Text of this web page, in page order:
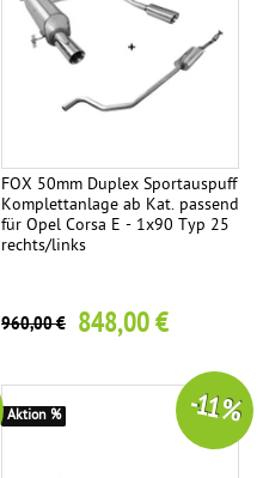
FOX 50mm Duplex Sportauspuff
Komplettanlage ab Kat. passend
für Opel Corsa E - 1x90 Typ 25
rechts/links
960,00 € 848,00 €
-11 %
Aktion %